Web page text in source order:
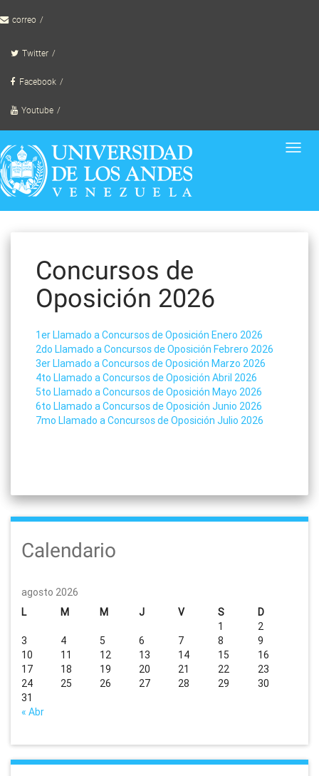
to correo
Twitter
Facebook
Youtube
Concursos de
Oposición 2026
1er Llamado a Concursos de Oposición Enero 2026
2do Llamado a Concursos de Oposición Febrero 2026
3er Llamado a Concursos de Oposición Marzo 2026
4to Llamado a Concursos de Oposición Abril 2026
5to Llamado a Concursos de Oposición Mayo 2026
6to Llamado a Concursos de Oposición Junio 2026
7mo Llamado a Concursos de Oposición Julio 2026
Calendario
agosto 2026
L
M M J V S D
« Abr
1
2
3
4 5 6 7 8
9
10
11 12 13 14 15
16
17
18 19 20 21 22
23
24
25 26 27 28 29
30
31